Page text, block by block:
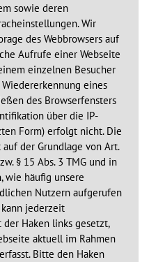
sowie deren
Wir
des Webbrowsers auf
Aufrufe einer Webseite
einzelnen Besucher
eines
des Browserfensters
über die IP-
Form) erfolgt nicht. Die
der Grundlage von Art.
§ 15 Abs. 3 TMG und in
wie häufig unsere
Nutzern aufgerufen
jederzeit
Haken links gesetzt,
aktuell im Rahmen
Bitte den Haken